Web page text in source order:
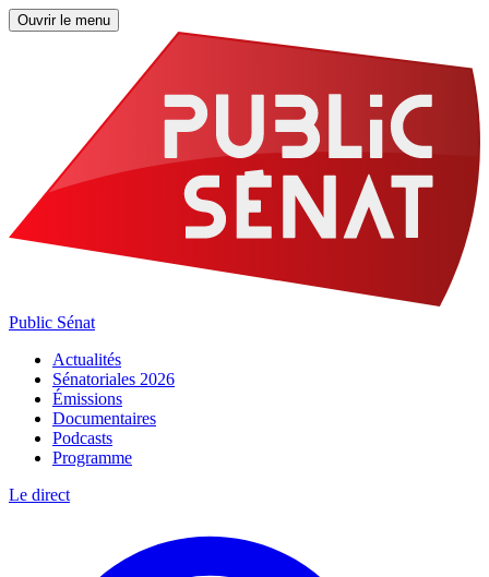
Ouvrir le menu
Public Sénat
Actualités
Sénatoriales 2026
Émissions
Documentaires
Podcasts
Programme
Le direct